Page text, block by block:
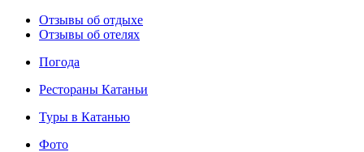
Отзывы об отдыхе
Отзывы об отелях
Погода
Рестораны Катаньи
Туры в Катанью
Фото